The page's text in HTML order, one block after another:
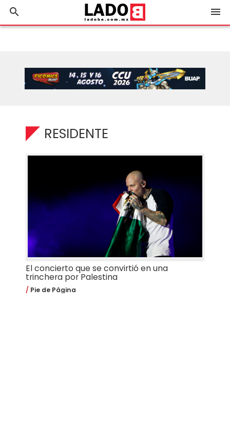
search menu
RESIDENTE
El concierto que se convirtió en una
trinchera por Palestina
Pie de Página